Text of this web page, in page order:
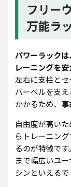
フリー
万能ラ
パワーラック
レーニングを
左右に支柱と
バーベルを支
かかるため、事
自由度が高い
らトレーニン
るのが特徴で
まで幅広いユ
シンといえるで